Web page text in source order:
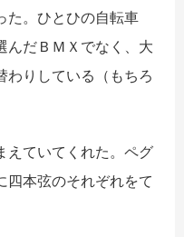
た。ひとひの自転車
んだＢＭＸでなく、大
わりしている（もちろ
ていてくれた。ペグ
四本弦のそれぞれをて